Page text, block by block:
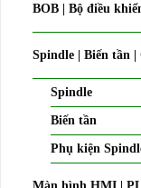
BOB | Bộ điều
Spindle | Biến tần |
Spindle
Biến tần
Phụ kiện